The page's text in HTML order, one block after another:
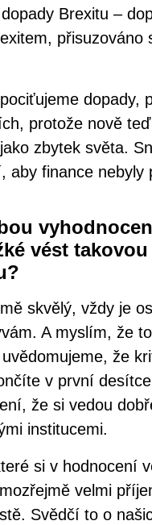
Brexitu –
přisuzováno
dopady,
protože nově
zbytek světa.
finance nebyly
vést
skvělý, vždy je
A myslím, že
že
v první
že si vedou
institucemi.
si v hodnocení
velmi
Svědčí to o